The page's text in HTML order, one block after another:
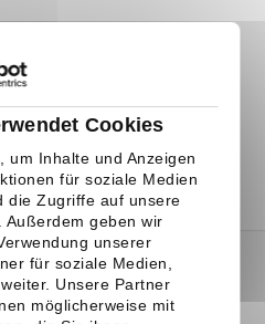
Cookies
um Inhalte und Anzeigen
für soziale Medien
die Zugriffe auf unsere
Außerdem geben wir
unserer
für soziale Medien,
Unsere Partner
möglicherweise mit